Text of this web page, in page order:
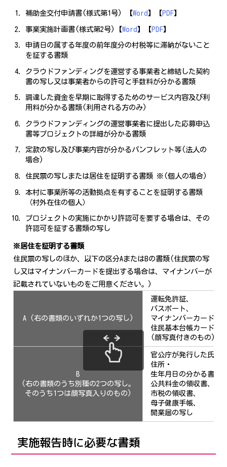
補助金交付申請書(様式第1号) 【Word 】【PDF】
事業実施計画書(様式第2号)【Word 】【PDF】
申請日の属する年度の前年度分の村税等に滞納がないこと
を証する書類
クラウドファンディングを運営する事業者と締結した契約
書の写し又は事業者からの許可と手数料が分かる書類
調達した資金を早期に取得するためのサービス内容及び利
用料が分かる書類(利用される方のみ)
クラウドファンディングの運営事業者に提出した応募申込
書等プロジェクトの詳細が分かる書類
定款の写し及び事業内容が分かるパンフレット等(法人の
場合)
住民票の写しまたは居住を証明する書類 ※(個人の場合)
本村に事業所等の活動拠点を有することを証明する書類
（村外在住の個人）
プロジェクトの実施にかかり許認可を要する場合は、その
許認可を証する書類の写し
※居住を証明する書類
住民票の写しのほか、以下の区分AまたはBの書類(住民票の写
し又はマイナンバーカードを提出する場合は、マイナンバーが
記載されていないものをご用意ください。)
A (右の書類のいずれか1つの写し)
運転免許証、
パスポート、
マイナンバーカード、
住民基本台帳カード
(顔写真付きのもの)
B
(右の書類のうち別種の2つの写し。
そのうち1つは顔写真入りのもの)
官公庁が発行した氏名
住所・
生年月日の分かる書類
公共料金の領収書、
市税の領収書、
母子健康手帳、
開業届の写し
実施報告時に必要な書類